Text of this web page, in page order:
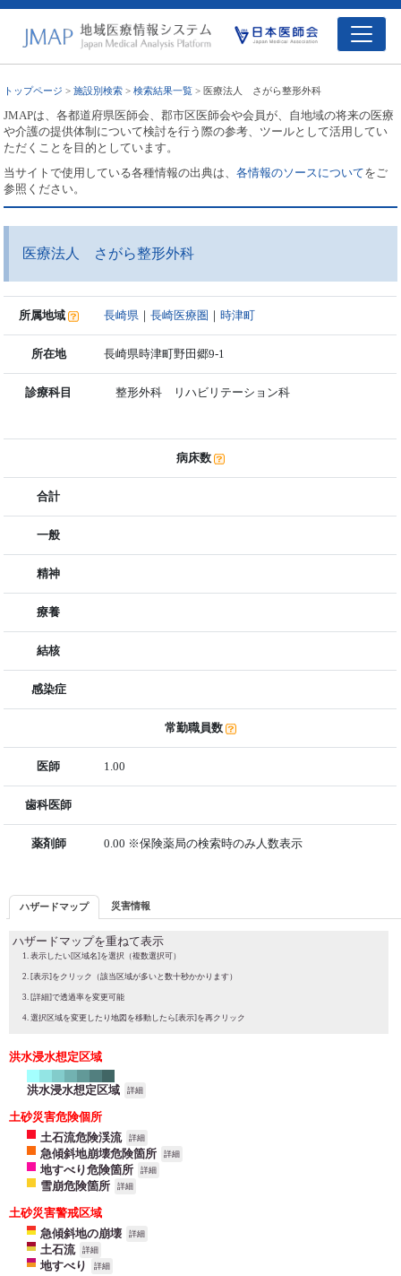
トップページ >施設別検索 >検索結果一覧 > 医療法人 さがら整形外科
JMAPは、各都道府県医師会、郡市区医師会や会員が、自地域の将来の医療
や介護の提供体制について検討を行う際の参考、ツールとして活用してい
ただくことを目的としています。
当サイトで使用している各種情報の出典は、各情報のソースについてをご
参照ください。
医療法人 さがら整形外科
所属地域 長崎県 ｜長崎医療圏 ｜時津町
所在地 長崎県時津町野田郷9-1
診療科目 整形外科 リハビリテーション科
病床数
合計
一般
精神
療養
結核
感染症
常勤職員数
医師 1.00
歯科医師
薬剤師 0.00 ※保険薬局の検索時のみ人数表示
ハザードマップ 災害情報
ハザードマップを重ねて表示
表示したい[区域名]を選択（複数選択可）
[表示]をクリック（該当区域が多いと数十秒かかります）
[詳細]で透過率を変更可能
選択区域を変更したり地図を移動したら[表示]を再クリック
洪水浸水想定区域
洪水浸水想定区域 詳細
土砂災害危険個所
土石流危険渓流
詳細
急傾斜地崩壊危険箇所 詳細
地すべり危険箇所 詳細
雪崩危険箇所 詳細
土砂災害警戒区域
急傾斜地の崩壊
詳細
土石流 詳細
地すべり 詳細